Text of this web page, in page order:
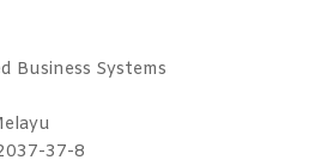
Business Systems
37-8